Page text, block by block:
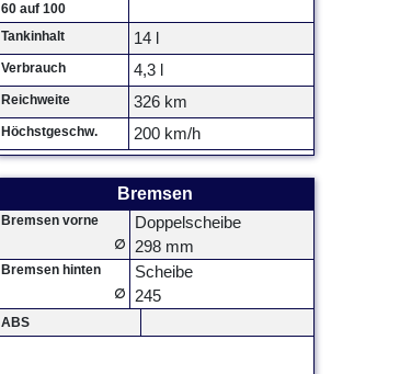
60 auf 100
Tankinhalt
14 l
Verbrauch 4,3 l
Reichweite 326 km
Höchstgeschw. 200 km/h
Bremsen
Bremsen vorne Doppelscheibe
∅ 298 mm
Bremsen hinten Scheibe
∅ 245
ABS